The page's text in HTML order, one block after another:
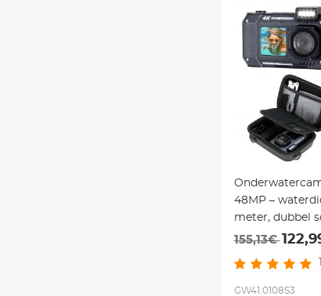
48MP –
meter, dubbel
noodlicht &
kinderen
155,13€
GW41.0108S3